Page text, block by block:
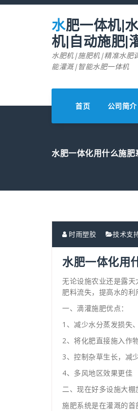
跳
水肥一体机|水肥一体化施肥
机|自动施肥|
水肥机|施肥机|精准水肥
能灌溉|智能水肥一体机
首页 公司简介
水肥一体化用什么施肥
时雨塑胶 技术支
水肥一体化用
无论设施农业还是露
肥料流失，提高水的利
一、滴灌施肥优点：
1、减少水分蒸发损失
2、将化肥直接施入作
3、控制杂草生长，减
4、多风地区效果更佳
二、现在好多设施大棚
施肥系统是在灌溉的